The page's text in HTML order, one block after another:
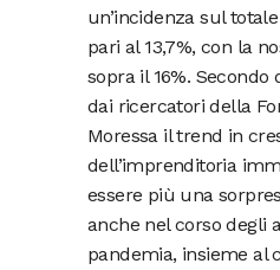
un’incidenza sul
pari al 13,7%, con la
sopra il 16%.
dai ricercatori della
Moressa il trend in
dell’imprenditoria
essere più una
anche nel corso degli
pandemia, insieme al